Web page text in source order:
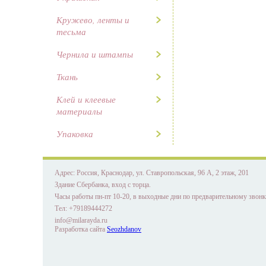
Кружево, ленты и
тесьма
Чернила и штампы
Ткань
Клей и клеевые
материалы
Упаковка
Адрес: Россия, Краснодар, ул. Ставропольская, 96 А, 2 этаж, 201
Здание Сбербанка, вход с торца.
Часы работы пн-пт 10-20, в выходные дни по предварительному
Тел: +79189444272
info@milarayda.ru
Разработка сайта Seozhdanov